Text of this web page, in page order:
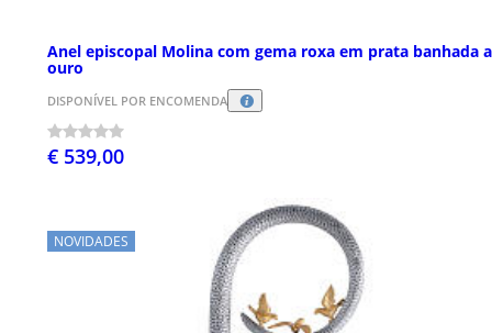
Anel episcopal Molina com gema roxa em prata banhada a
ouro
DISPONÍVEL POR ENCOMENDA
€ 539,00
NOVIDADES